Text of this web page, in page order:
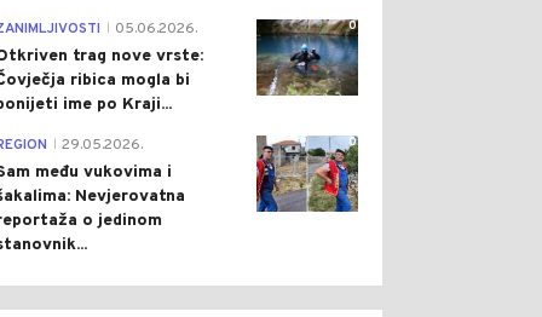
0
05.06.2026.
trag nove vrste:
ribica mogla bi
ime po Kraji...
0
29.05.2026.
među vukovima i
Nevjerovatna
o jedinom